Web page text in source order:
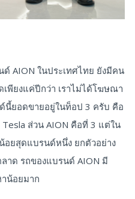
AION ในประเทศไทย ยังมีคน
เพียงแค่ปีกว่า เราไม่ได้โฆษณา
นี้ยอดขายอยู่ในท็อป 3 ครับ คือ
ส่วน AION คือที่ 3 แต่ใน
ยสุดแบรนด์หนึ่ง ยกตัวอย่าง
าด รถของแบรนด์ AION มี
น้อยมาก